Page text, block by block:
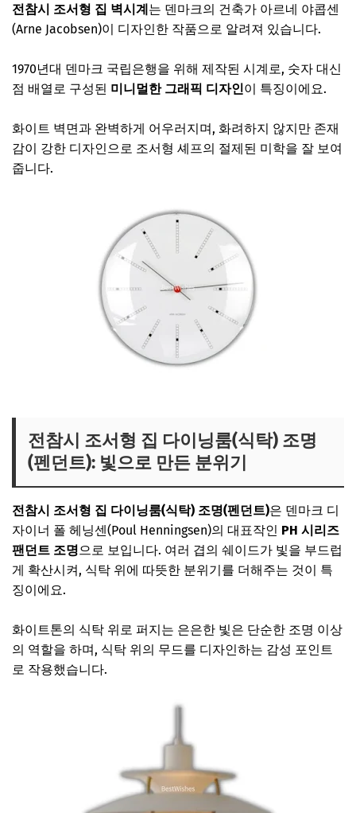
전참시 조서형 집 벽시계는 덴마크의 건축가 아르네 야콥센
(Arne Jacobsen)이 디자인한 작품으로 알려져 있습니다.
1970년대 덴마크 국립은행을 위해 제작된 시계로, 숫자 대신
점 배열로 구성된 미니멀한 그래픽 디자인이 특징이에요.
화이트 벽면과 완벽하게 어우러지며, 화려하지 않지만 존재
감이 강한 디자인으로 조서형 셰프의 절제된 미학을 잘 보여
줍니다.
전참시 조서형 집 다이닝룸(식탁) 조명
(펜던트): 빛으로 만든 분위기
전참시 조서형 집 다이닝룸(식탁) 조명(펜던트)은 덴마크 디
자이너 폴 헤닝센(Poul Henningsen)의 대표작인 PH 시리즈
팬던트 조명으로 보입니다. 여러 겹의 쉐이드가 빛을 부드럽
게 확산시켜, 식탁 위에 따뜻한 분위기를 더해주는 것이 특
징이에요.
화이트톤의 식탁 위로 퍼지는 은은한 빛은 단순한 조명 이상
의 역할을 하며, 식탁 위의 무드를 디자인하는 감성 포인트
로 작용했습니다.